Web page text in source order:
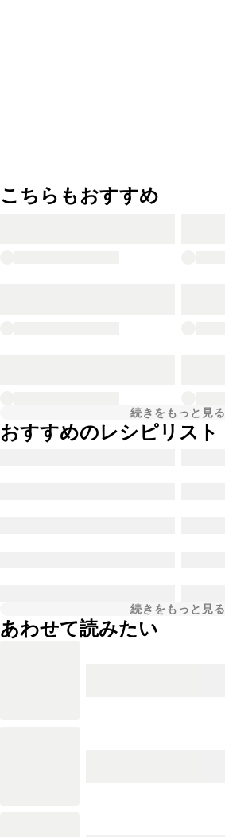
こちらもおすすめ
続きをもっと見る
おすすめのレシピリスト
続きをもっと見る
あわせて読みたい